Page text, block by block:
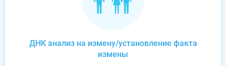
ДНК анализ на измену/установление факта
измены